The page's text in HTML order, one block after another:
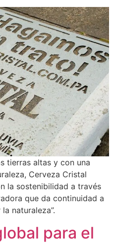
tierras altas y con una
Cerveza Cristal
la sostenibilidad a través
que da continuidad a
naturaleza”.
para el